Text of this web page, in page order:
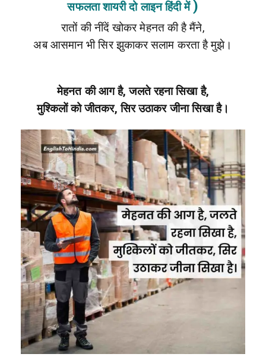
सफलता शायरी दो लाइन हिंदी में )
रातों की नींदें खोकर मेहनत की है मैंने,
अब आसमान भी सिर झुकाकर सलाम करता है मुझे।
मेहनत की आग है, जलते रहना सिखा है,
मुश्किलों को जीतकर, सिर उठाकर जीना सिखा है।